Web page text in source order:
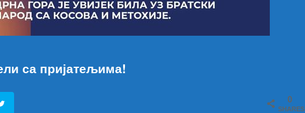
са пријатељима!
0
SHARES